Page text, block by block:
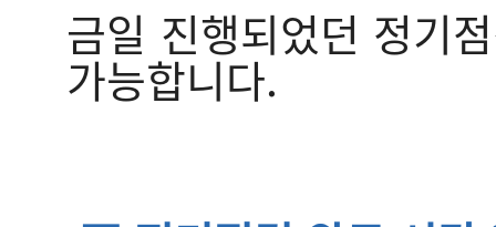
금일 진행되었던 정기
가능합니다.